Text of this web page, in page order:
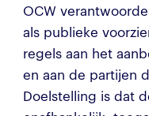
OCW
als publieke
regels aan het
en aan de partijen
Doelstelling is dat